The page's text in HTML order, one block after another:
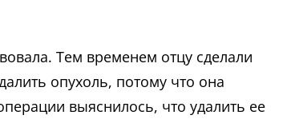
Тем временем отцу сделали
опухоль, потому что она
выяснилось, что удалить ее